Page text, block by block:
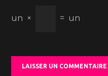
un × = un